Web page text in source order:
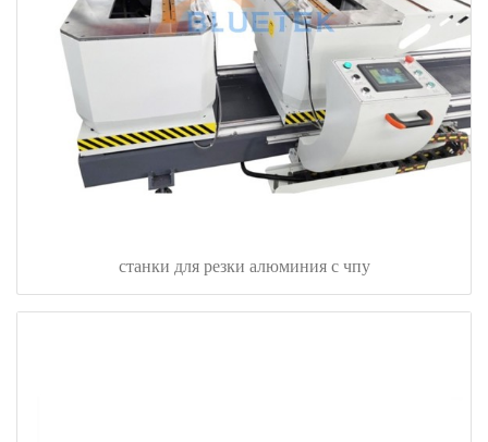
станки для резки алюминия с чпу